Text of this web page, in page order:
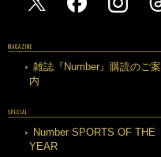
MAGAZINE
雑誌『Number』購読のご案
内
SPECIAL
Number SPORTS OF THE
YEAR